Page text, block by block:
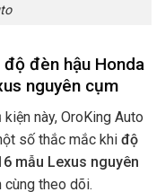
đèn hậu Honda
nguyên cụm
này, OroKing Auto
số thắc mắc khi độ
mẫu Lexus nguyên
cùng theo dõi.